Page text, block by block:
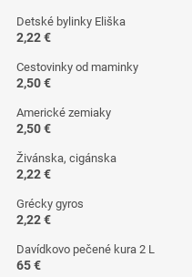
Detské bylinky Eliška
2,22 €
Cestovinky od maminky
2,50 €
Americké zemiaky
2,50 €
Živánska, cigánska
2,22 €
Grécky gyros
2,22 €
Davídkovo pečené kura 2 L
65 €